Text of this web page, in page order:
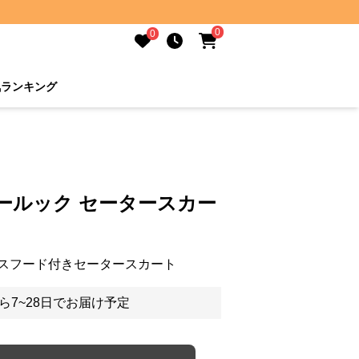
0 0
ンキング
ルック セータースカー
フード付きセータースカート
7~28日でお届け予定